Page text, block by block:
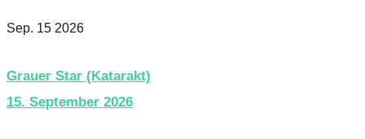
Sep. 15 2026
Grauer Star (Katarakt)
15. September 2026